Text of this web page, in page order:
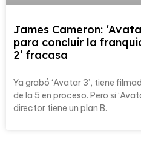
James Cameron:
para concluir la
2’ fracasa
Ya grabó ‘Avatar 3’, tiene
de la 5 en proceso. Pero si
director tiene un plan B.